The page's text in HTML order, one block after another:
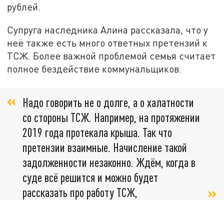
рублей.
Супруга наследника Алина рассказала, что у
неё также есть много ответных претензий к
ТСЖ. Более важной проблемой семья считает
полное бездействие коммунальщиков.
Надо говорить не о долге, а о халатности
со стороны ТСЖ. Например, на протяжении
2019 года протекала крыша. Так что
претензии взаимные. Начисление такой
задолженности незаконно. Ждём, когда в
суде всё решится и можно будет
рассказать про работу ТСЖ,